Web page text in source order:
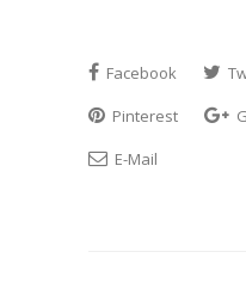
Facebook
Pinterest
E-Mail